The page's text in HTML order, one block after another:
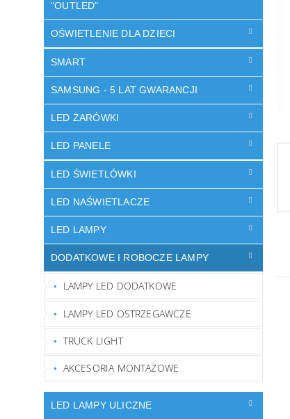
"OUTLED"
OŚWIETLENIE DLA DZIECI
SMART
SAMSUNG - 5 LAT GWARANCJI
LED ŻARÓWKI
LED PANELE
LED ŚWIETLÓWKI
LED NAŚWIETLACZE
LED LAMPY
DODATKOWE I ROBOCZE LAMPY
LAMPY LED DODATKOWE
LAMPY LED OSTRZEGAWCZE
TRUCK LIGHT
AKCESORIA MONTAŻOWE
LED LAMPY ULICZNE